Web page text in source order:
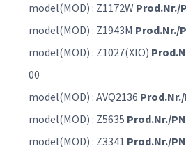
model(MOD) : Z1172W Prod.Nr./
model(MOD) : Z1943M Prod.Nr./
model(MOD) : Z1027(XIO)
00
model(MOD) : AVQ2136
model(MOD) : Z5635 Prod.Nr./
model(MOD) : Z3341 Prod.Nr./